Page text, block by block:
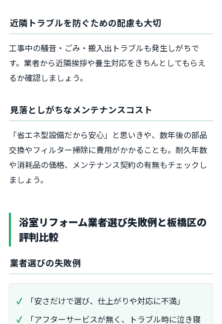
近隣トラブルを防ぐための配慮も大切
工事中の騒音・ごみ・搬入出トラブルも発生しがちで
す。業者から近隣挨拶や養生対応をきちんとしてもらえ
るか確認しましょう。
見落としがちなメンテナンスコスト
「省エネ型設備だから安心」と思いきや、数年後の部品
交換やフィルター掃除に費用がかかることも。耐久年数
や消耗品の価格、メンテナンス契約の有無もチェックし
ましょう。
浴室リフォーム業者選び失敗例と板橋区の
評判比較
業者選びの失敗例
「安さだけで選び、仕上がりや対応に不満」
「アフターサービスが無く、トラブル時に泣き寝